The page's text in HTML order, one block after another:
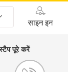
साइन इन
पूरे करें